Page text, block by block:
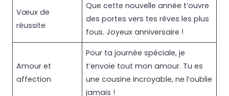
Vœux de
réussite
Que cette nouvelle année t’ouvre
des portes vers tes rêves les plus
fous. Joyeux anniversaire !
Amour et
affection
Pour ta journée spéciale, je
t’envoie tout mon amour. Tu es
une cousine incroyable, ne l’oublie
jamais !